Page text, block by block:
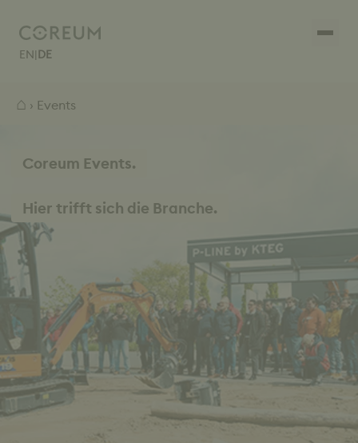
EN|DE
⌂ › Events
Coreum Events.
Hier trifft sich die Branche.